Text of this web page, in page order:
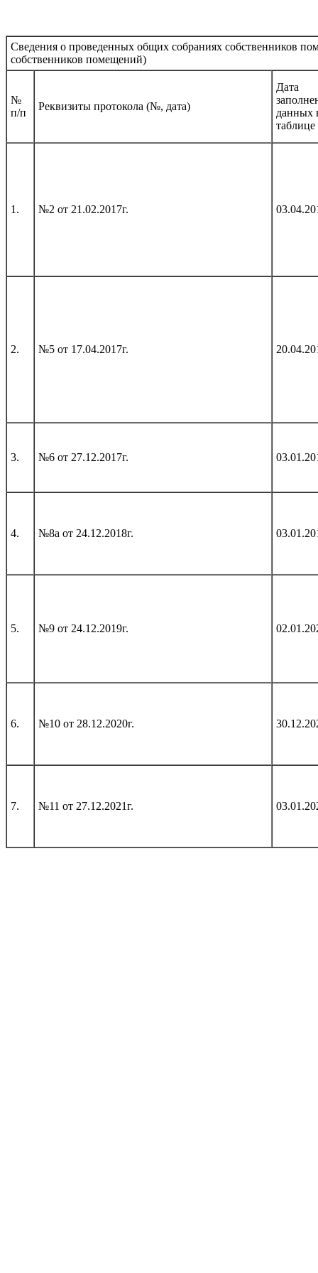
Сведения о проведенных общих собраниях собственников
собственников помещений)
№
п/п
Реквизиты протокола (№, дата)
Дата
данных
таблице
1. №2 от 21.02.2017г.
2. №5 от 17.04.2017г.
3. №6 от 27.12.2017г.
4. №8a от 24.12.2018г.
5. №9 от 24.12.2019г.
6. №10 от 28.12.2020г.
7. №11 от 27.12.2021г.